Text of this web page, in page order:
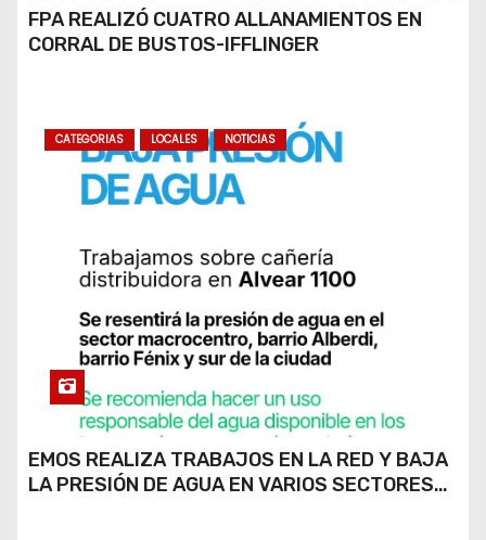
FPA REALIZÓ CUATRO ALLANAMIENTOS EN
CORRAL DE BUSTOS-IFFLINGER
CATEGORIAS LOCALES NOTICIAS
EMOS REALIZA TRABAJOS EN LA RED Y BAJA
LA PRESIÓN DE AGUA EN VARIOS SECTORES